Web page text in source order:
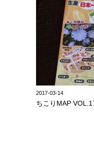
2017-03-14
ちこりMAP